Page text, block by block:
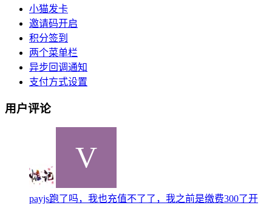
小猫发卡
邀请码开启
积分签到
两个菜单栏
异步回调通知
支付方式设置
用户评论
payjs跑了吗，我也充值不了了，我之前是缴费300了开